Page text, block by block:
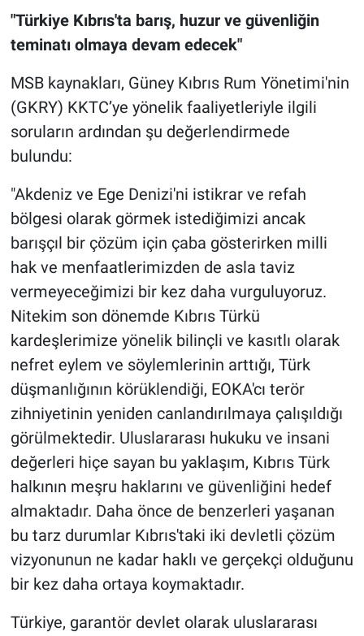
"Türkiye Kıbrıs'ta barış, huzur ve güvenliğin
teminatı olmaya devam edecek"
MSB kaynakları, Güney Kıbrıs Rum Yönetimi'nin
(GKRY) KKTC’ye yönelik faaliyetleriyle ilgili
soruların ardından şu değerlendirmede
bulundu:
"Akdeniz ve Ege Denizi'ni istikrar ve refah
bölgesi olarak görmek istediğimizi ancak
barışçıl bir çözüm için çaba gösterirken milli
hak ve menfaatlerimizden de asla taviz
vermeyeceğimizi bir kez daha vurguluyoruz.
Nitekim son dönemde Kıbrıs Türkü
kardeşlerimize yönelik bilinçli ve kasıtlı olarak
nefret eylem ve söylemlerinin arttığı, Türk
düşmanlığının körüklendiği, EOKA'cı terör
zihniyetinin yeniden canlandırılmaya çalışıldığı
görülmektedir. Uluslararası hukuku ve insani
değerleri hiçe sayan bu yaklaşım, Kıbrıs Türk
halkının meşru haklarını ve güvenliğini hedef
almaktadır. Daha önce de benzerleri yaşanan
bu tarz durumlar Kıbrıs'taki iki devletli çözüm
vizyonunun ne kadar haklı ve gerçekçi olduğunu
bir kez daha ortaya koymaktadır.
Türkiye, garantör devlet olarak uluslararası